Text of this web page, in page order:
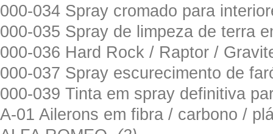
000-034 Spray cromado para
000-035 Spray de limpeza de terra
000-036 Hard Rock / Raptor /
000-037 Spray escurecimento de
000-039 Tinta em spray definitiva
A-01 Ailerons em fibra / carbono /